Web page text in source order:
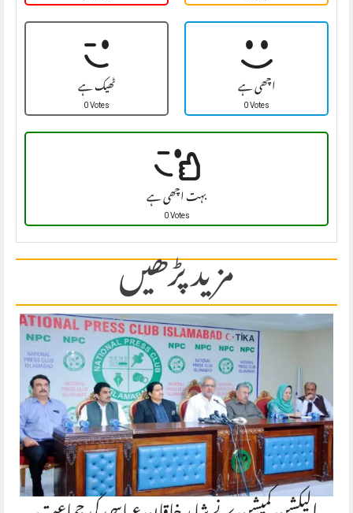
ٹھیک ہے
0 Votes اچھی ہے
0 Votes
بہت اچھی ہے
0 Votes
مزید پڑھیں